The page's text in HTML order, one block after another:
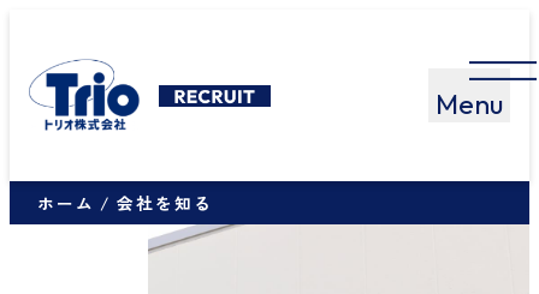
ホーム 会社を知る